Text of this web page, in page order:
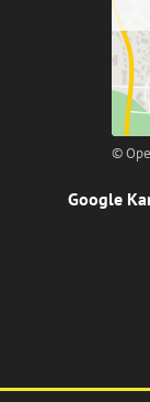
©
Google